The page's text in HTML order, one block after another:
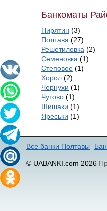
Банкоматы
Пирятин (3)
Полтава (27)
Решетиловка (2)
Семеновка (1)
Степовое (1)
Хорол (2)
Чернухи (1)
Чутово (1)
Шишаки (1)
Яреськи (1)
Все банки Полтавы
© UABANKI.com 2026